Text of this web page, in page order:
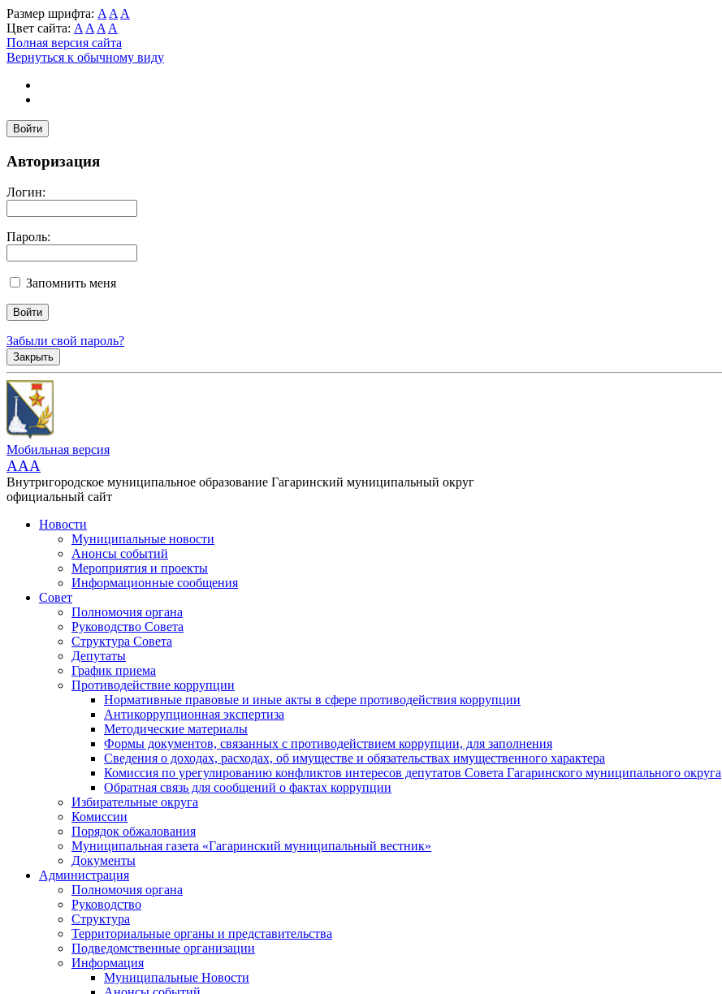
Размер шрифта: A A A
Цвет сайта: A A A A
Полная версия сайта
Вернуться к обычному виду
Войти
Авторизация
Логин:
Пароль:
Запомнить меня
Забыли свой пароль?
Закрыть
Мобильная версия
AAA
Внутригородское муниципальное образование Гагаринский муниципальный округ
официальный сайт
Новости
Муниципальные новости
Анонсы событий
Мероприятия и проекты
Информационные сообщения
Совет
Полномочия органа
Руководство Совета
Структура Совета
Депутаты
График приема
Противодействие коррупции
Нормативные правовые и иные акты в сфере противодействия коррупции
Антикоррупционная экспертиза
Методические материалы
Формы документов, связанных с противодействием коррупции, для заполнения
Сведения о доходах, расходах, об имуществе и обязательствах имущественного характера
Комиссия по урегулированию конфликтов интересов депутатов Совета Гагаринского муниципального округа
Обратная связь для сообщений о фактах коррупции
Избирательные округа
Комиссии
Порядок обжалования
Муниципальная газета «Гагаринский муниципальный вестник»
Документы
Администрация
Полномочия органа
Руководство
Структура
Территориальные органы и представительства
Подведомственные организации
Информация
Муниципальные Новости